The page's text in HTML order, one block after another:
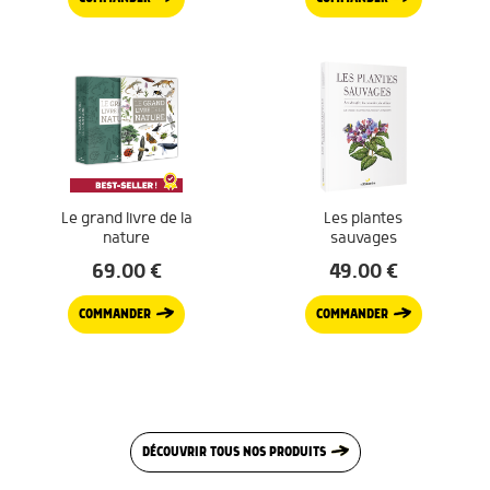
Le grand livre de la
nature
69.00€
COMMANDER
Les plantes
sauvages
49.00€
COMMANDER
DÉCOUVRIR TOUS NOS PRODUITS